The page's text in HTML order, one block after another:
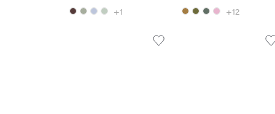
+1
+12